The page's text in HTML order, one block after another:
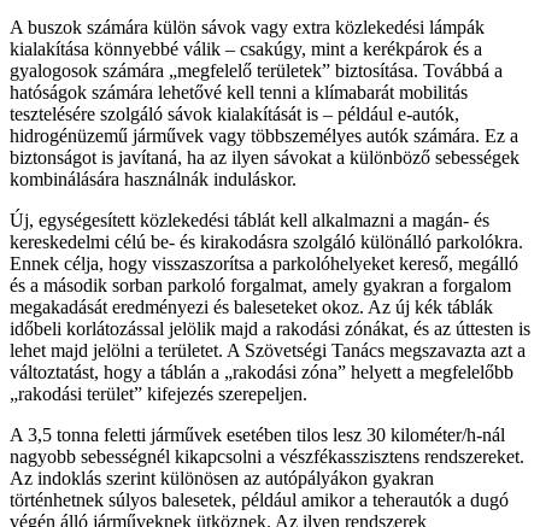
A buszok számára külön sávok vagy extra közlekedési lámpák
kialakítása könnyebbé válik – csakúgy, mint a kerékpárok és a
gyalogosok számára „megfelelő területek” biztosítása. Továbbá a
hatóságok számára lehetővé kell tenni a klímabarát mobilitás
tesztelésére szolgáló sávok kialakítását is – például e-autók,
hidrogénüzemű járművek vagy többszemélyes autók számára. Ez a
biztonságot is javítaná, ha az ilyen sávokat a különböző sebességek
kombinálására használnák induláskor.
Új, egységesített közlekedési táblát kell alkalmazni a magán- és
kereskedelmi célú be- és kirakodásra szolgáló különálló parkolókra.
Ennek célja, hogy visszaszorítsa a parkolóhelyeket kereső, megálló
és a második sorban parkoló forgalmat, amely gyakran a forgalom
megakadását eredményezi és baleseteket okoz. Az új kék táblák
időbeli korlátozással jelölik majd a rakodási zónákat, és az úttesten is
lehet majd jelölni a területet. A Szövetségi Tanács megszavazta azt a
változtatást, hogy a táblán a „rakodási zóna” helyett a megfelelőbb
„rakodási terület” kifejezés szerepeljen.
A 3,5 tonna feletti járművek esetében tilos lesz 30 kilométer/h-nál
nagyobb sebességnél kikapcsolni a vészfékasszisztens rendszereket.
Az indoklás szerint különösen az autópályákon gyakran
történhetnek súlyos balesetek, például amikor a teherautók a dugó
végén álló járműveknek ütköznek. Az ilyen rendszerek